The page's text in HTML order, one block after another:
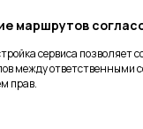
маршрутов
сервиса позволяет
между ответственными
прав.